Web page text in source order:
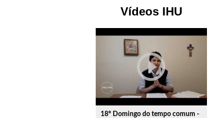
Vídeos IHU
play_circle_outline
18º Domingo do tempo comum -